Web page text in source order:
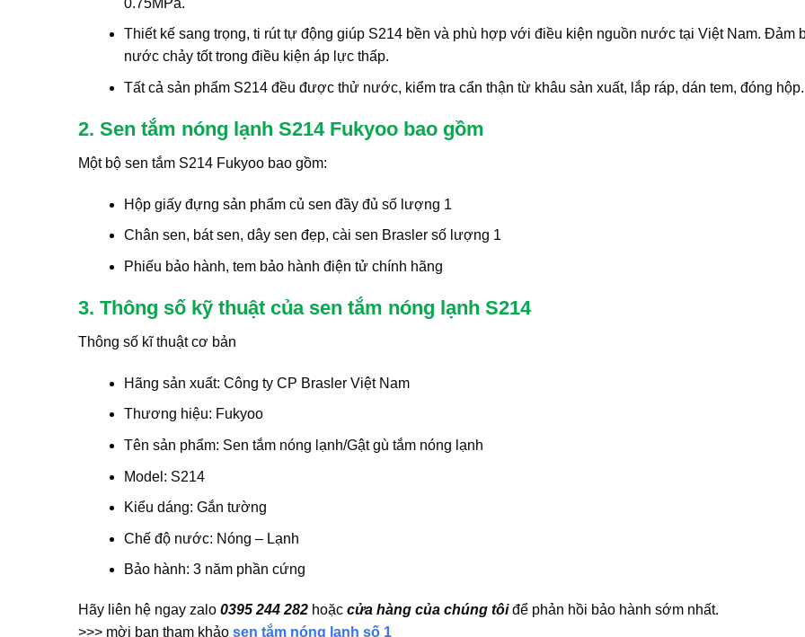
Thiết kế sang trọng, ti rút tự động giúp S214 bền và phù hợp với điều kiện nguồn nước tại Việt Nam. Đảm
nước chảy tốt trong điều kiện áp lực thấp.
Tất cả sản phẩm S214 đều được thử nước, kiểm tra cẩn thận từ khâu sản xuất, lắp ráp, dán tem, đóng hộp.
2. Sen tắm nóng lạnh S214 Fukyoo bao gồm
Một bộ sen tắm S214 Fukyoo bao gồm:
Hộp giấy đựng sản phẩm củ sen đầy đủ số lượng 1
Chân sen, bát sen, dây sen đẹp, cài sen Brasler số lượng 1
Phiếu bảo hành, tem bảo hành điện tử chính hãng
3. Thông số kỹ thuật của sen tắm nóng lạnh S214
Thông số kĩ thuật cơ bản
Hãng sản xuất: Công ty CP Brasler Việt Nam
Thương hiệu: Fukyoo
Tên sản phẩm: Sen tắm nóng lạnh/Gật gù tắm nóng lạnh
Model: S214
Kiểu dáng: Gắn tường
Chế độ nước: Nóng – Lạnh
Bảo hành: 3 năm phần cứng
Hãy liên hệ ngay zalo 0395 244 282 hoặc cửa hàng của chúng tôiđể phản hồi bảo hành sớm nhất.
>>> mời bạn tham khảo sen tắm nóng lạnh số 1